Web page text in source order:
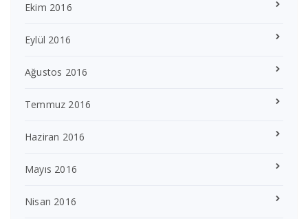
Ekim 2016
Eylül 2016
Ağustos 2016
Temmuz 2016
Haziran 2016
Mayıs 2016
Nisan 2016